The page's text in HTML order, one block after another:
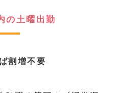
の土曜出勤
割増不要